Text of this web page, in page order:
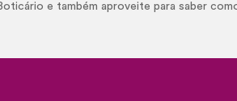
e também aproveite para saber